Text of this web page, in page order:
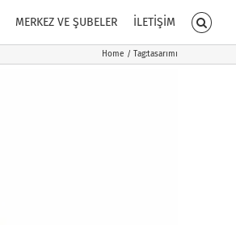
MERKEZ VE ŞUBELER İLETİŞİM
Home Tag:tasarımı